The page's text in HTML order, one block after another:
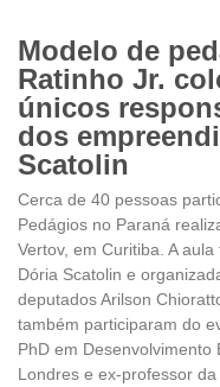
Modelo de
Ratinho Jr.
únicos
dos
Scatolin
Cerca de 40 pessoas
Pedágios no Paraná
Vertov, em Curitiba. A
Dória Scatolin e
deputados Arilson
também participaram do
PhD em Desenvolvimento
Londres e ex-professor